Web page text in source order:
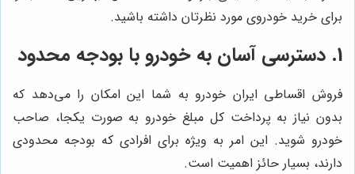
برای خرید خودروی مورد نظرتان داشته باشید.
1. دسترسی آسان به خودرو با بودجه محدود
فروش اقساطی ایران خودرو به شما این امکان را می‌دهد که
بدون نیاز به پرداخت کل مبلغ خودرو به صورت یکجا، صاحب
خودرو شوید. این امر به ویژه برای افرادی که بودجه محدودی
دارند، بسیار حائز اهمیت است.